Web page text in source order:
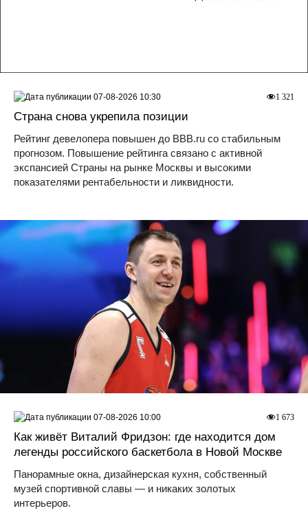
Страна снова укрепила позиции
Рейтинг девелопера повышен до ВВВ.ru со стабильным
прогнозом. Повышение рейтинга связано с активной
экспансией Страны на рынке Москвы и высокими
показателями рентабельности и ликвидности.
1 321
07-08-2026 10:30
Как живёт Виталий Фридзон: где находится дом
легенды российского баскетбола в Новой Москве
Панорамные окна, дизайнерская кухня, собственный
музей спортивной славы — и никаких золотых
интерьеров.
1 673
07-08-2026 10:00